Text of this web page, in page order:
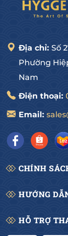
HYGGE
Hotline: 0909
Đức, HCM
Địa chỉ: Số
Phường
Nam
Điện thoại:
Email:
CHÍNH
HƯỚNG
HỖ TRỢ